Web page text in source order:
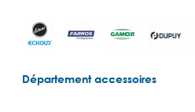
Département accessoires